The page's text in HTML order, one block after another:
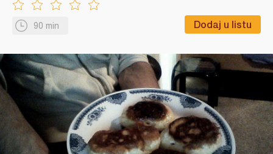
90 min Dodaj u listu